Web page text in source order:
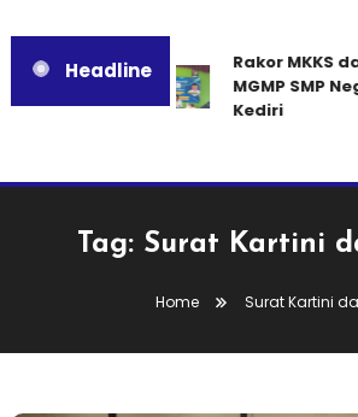
Headline
Rakor MKKS
MGMP SMP
Kediri
Tag: Surat Kartini
Home Surat Kartini